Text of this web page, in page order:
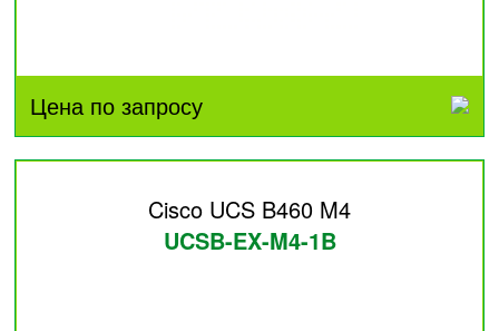
Цена по запросу
Cisco UCS B460 M4
UCSB-EX-M4-1B